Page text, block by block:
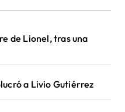
de Lionel, tras una
a Livio Gutiérrez